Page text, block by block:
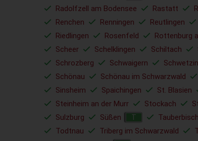
Radolfzell am Bodensee Rastatt
Renchen
Renningen Reutlingen
Riedlingen
Rosenfeld Rottenburg
Scheer
Schelklingen Schiltach
Schrozberg
Schwaigern
Schönau
Schönau im Schwarzwald
Sinsheim
Spaichingen St. Blasien
Steinheim an der Murr
Stockach
Sulzburg
Süßen T
Todtnau
Triberg im Schwarzwald